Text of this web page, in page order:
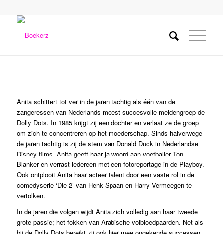
Anita schittert tot ver in de jaren tachtig als één van de
zangeressen van Nederlands meest succesvolle meidengroep de
Dolly Dots. In 1985 krijgt zij een dochter en verlaat ze de groep
om zich te concentreren op het moederschap. Sinds halverwege
de jaren tachtig is zij de stem van Donald Duck in Nederlandse
Disney-films. Anita geeft haar ja woord aan voetballer Ton
Blanker en verrast iedereen met een fotoreportage in de Playboy.
Ook ontplooit Anita haar acteer talent door een vaste rol in de
comedyserie ‘Die 2’ van Henk Spaan en Harry Vermeegen te
vertolken.
In de jaren die volgen wijdt Anita zich volledig aan haar tweede
grote passie; het fokken van Arabische volbloedpaarden. Net als